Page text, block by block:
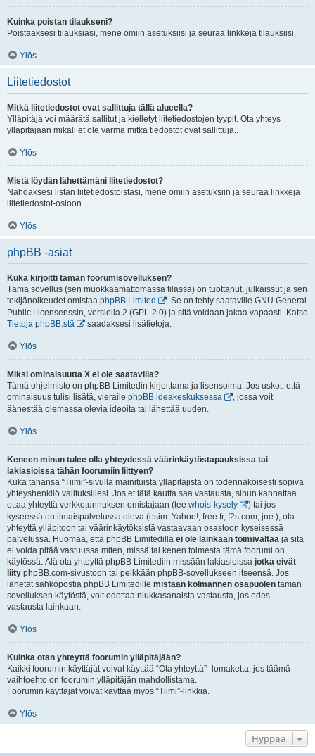
Kuinka poistan tilaukseni?
Poistaaksesi tilauksiasi, mene omiin asetuksiisi ja seuraa linkkejä tilauksiisi.
Ylös
Liitetiedostot
Mitkä liitetiedostot ovat sallittuja tällä alueella?
Ylläpitäjä voi määrätä sallitut ja kielletyt liitetiedostojen tyypit. Ota yhteys
ylläpitäjään mikäli et ole varma mitkä tiedostot ovat sallittuja..
Ylös
Mistä löydän lähettämäni liitetiedostot?
Nähdäksesi listan liitetiedostoistasi, mene omiin asetuksiin ja seuraa linkkejä
liitetiedostot-osioon.
Ylös
phpBB -asiat
Kuka kirjoitti tämän foorumisovelluksen?
Tämä sovellus (sen muokkaamattomassa tilassa) on tuottanut, julkaissut ja sen
tekijänoikeudet omistaa phpBB Limited
. Se on tehty saataville GNU General
Public Licensenssin, versiolla 2 (GPL-2.0) ja sitä voidaan jakaa vapaasti. Katso
Tietoja phpBB:stä
saadaksesi lisätietoja.
Ylös
Miksi ominaisuutta X ei ole saatavilla?
Tämä ohjelmisto on phpBB Limitedin kirjoittama ja lisensoima. Jos uskot, että
ominaisuus tulisi lisätä, vieraile phpBB ideakeskuksessa
, jossa voit
äänestää olemassa olevia ideoita tai lähettää uuden.
Ylös
Keneen minun tulee olla yhteydessä väärinkäytöstapauksissa tai
lakiasioissa tähän foorumiin liittyen?
Kuka tahansa “Tiimi”-sivulla mainituista ylläpitäjistä on todennäköisesti sopiva
yhteyshenkilö valituksillesi. Jos et tätä kautta saa vastausta, sinun kannattaa
ottaa yhteyttä verkkotunnuksen omistajaan (tee whois-kysely
) tai jos
kyseessä on ilmaispalvelussa oleva (esim. Yahoo!, free.fr, f2s.com, jne.), ota
yhteyttä ylläpitoon tai väärinkäytöksistä vastaavaan osastoon kyseisessä
palvelussa. Huomaa, että phpBB Limitedillä ei ole lainkaan toimivaltaa ja sitä
ei voida pitää vastuussa miten, missä tai kenen toimesta tämä foorumi on
käytössä. Älä ota yhteyttä phpBB Limitediin missään lakiasioissa jotka eivät
liity phpBB.com-sivustoon tai pelkkään phpBB-sovellukseen itseensä. Jos
lähetät sähköpostia phpBB Limitedille mistään kolmannen osapuolen tämän
sovelluksen käytöstä, voit odottaa niukkasanaista vastausta, jos edes
vastausta lainkaan.
Ylös
Kuinka otan yhteyttä foorumin ylläpitäjään?
Kaikki foorumin käyttäjät voivat käyttää “Ota yhteyttä” -lomaketta, jos täämä
vaihtoehto on foorumin ylläpitäjän mahdollistama.
Foorumin käyttäjät voivat käyttää myös “Tiimi”-linkkiä.
Ylös
Hyppää